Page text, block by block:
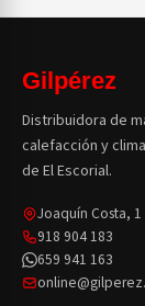
Gilpérez
Distribuidora de
calefacción y
de El Escorial.
Joaquín Costa,
918 904 183
659 941 163